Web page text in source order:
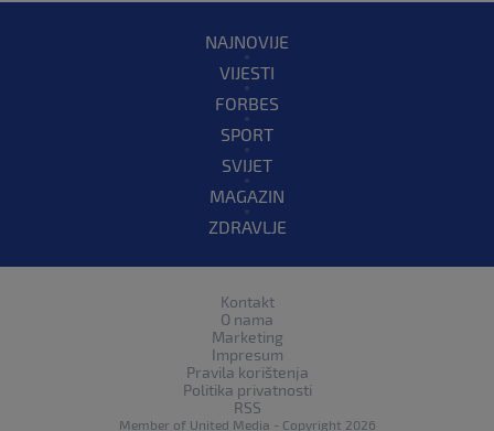
NAJNOVIJE
VIJESTI
FORBES
SPORT
SVIJET
MAGAZIN
ZDRAVLJE
Kontakt
O nama
Marketing
Impresum
Pravila korištenja
Politika privatnosti
RSS
Member of United Media - Copyright 2026